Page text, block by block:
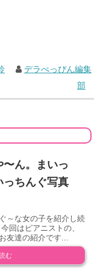
デラべっぴん編集
部
ん。まいっ
っちんぐ写真
～な女の子を紹介し続
回はピアニストの、
友達の紹介です...
む